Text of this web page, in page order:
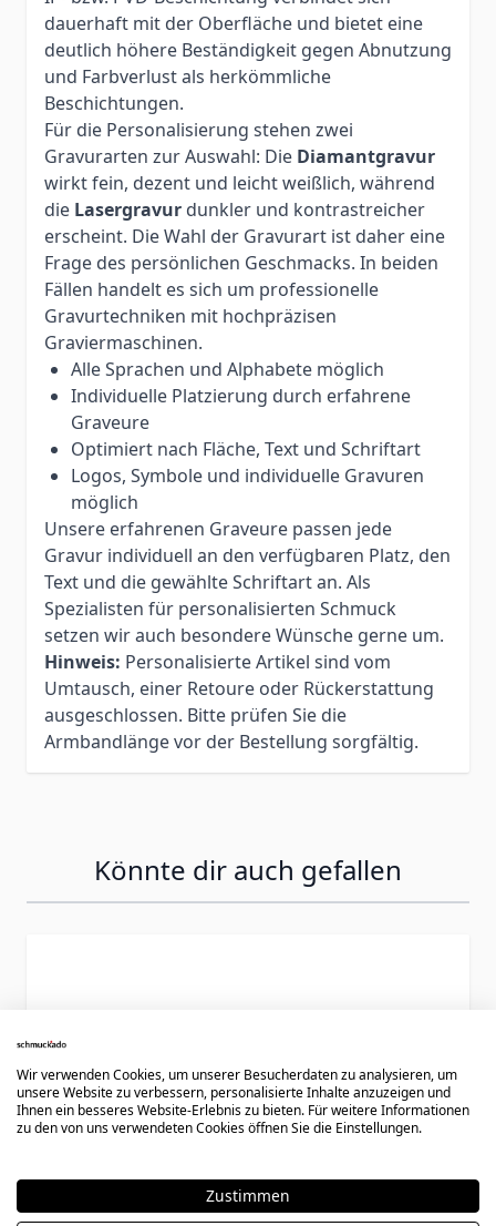
dauerhaft mit der Oberfläche und bietet eine
deutlich höhere Beständigkeit gegen Abnutzung
und Farbverlust als herkömmliche
Beschichtungen.
Für die Personalisierung stehen zwei
Gravurarten zur Auswahl: Die Diamantgravur
wirkt fein, dezent und leicht weißlich, während
die Lasergravur dunkler und kontrastreicher
erscheint. Die Wahl der Gravurart ist daher eine
Frage des persönlichen Geschmacks. In beiden
Fällen handelt es sich um professionelle
Gravurtechniken mit hochpräzisen
Graviermaschinen.
Alle Sprachen und Alphabete möglich
Individuelle Platzierung durch erfahrene
Graveure
Optimiert nach Fläche, Text und Schriftart
Logos, Symbole und individuelle Gravuren
möglich
Unsere erfahrenen Graveure passen jede
Gravur individuell an den verfügbaren Platz, den
Text und die gewählte Schriftart an. Als
Spezialisten für personalisierten Schmuck
setzen wir auch besondere Wünsche gerne um.
Hinweis: Personalisierte Artikel sind vom
Umtausch, einer Retoure oder Rückerstattung
ausgeschlossen. Bitte prüfen Sie die
Armbandlänge vor der Bestellung sorgfältig.
Könnte dir auch gefallen
Wir verwenden Cookies, um unserer Besucherdaten zu analysieren, um
unsere Website zu verbessern, personalisierte Inhalte anzuzeigen und
Ihnen ein besseres Website-Erlebnis zu bieten. Für weitere Informationen
zu den von uns verwendeten Cookies öffnen Sie die Einstellungen.
Zustimmen